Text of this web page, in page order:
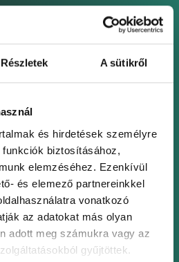
Részletek A sütikről
és hirdetések személyre
biztosításához,
elemzéséhez. Ezenkívül
és elemező partnereinkkel
vonatkozó
az adatokat más olyan
adott meg számukra vagy az
gyűjtöttek.